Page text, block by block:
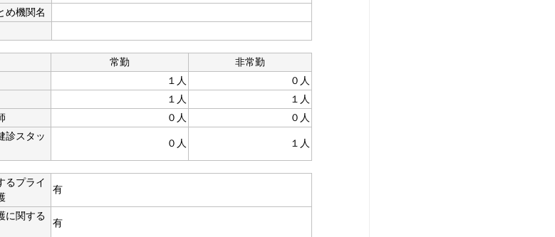
め機関名
常勤
非常勤
１人
０人
１人
１人
０人
０人
診スタッ
０人 １人
るプライ
有
に関する
有